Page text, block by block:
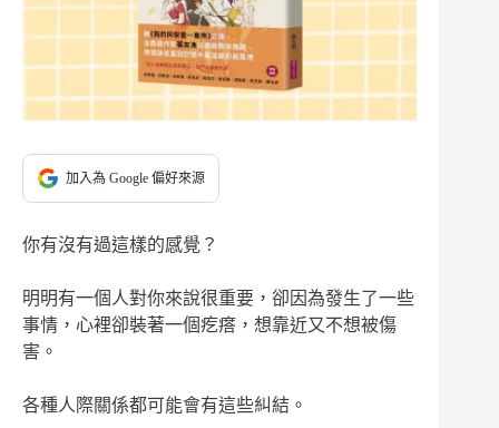
加入為 Google 偏好來源
你有沒有過這樣的感覺？
明明有一個人對你來說很重要，卻因為發生了一些
事情，心裡卻裝著一個疙瘩，想靠近又不想被傷
害。
各種人際關係都可能會有這些糾結。